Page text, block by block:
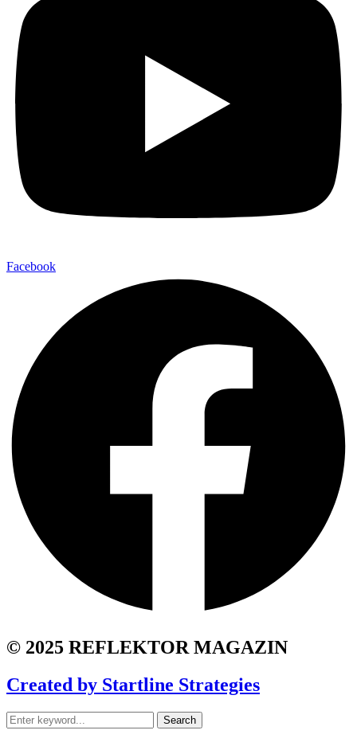
Facebook
© 2025 REFLEKTOR MAGAZIN
Created by Startline Strategies
Search